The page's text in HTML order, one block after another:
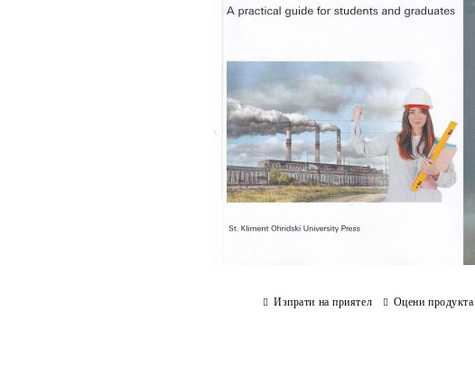
Изпрати на приятел Оцени продукта